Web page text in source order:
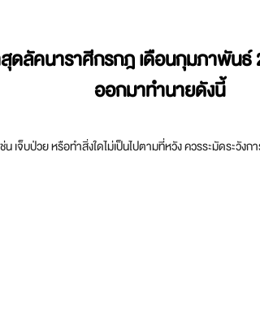
คนาราศีกรกฎ เดือนกุมภาพันธ์
ออกมาทำนายดังนี้
จ็บป่วย หรือทำสิ่งใดไม่เป็นไปตามที่หวัง ควรระมัดระวัง